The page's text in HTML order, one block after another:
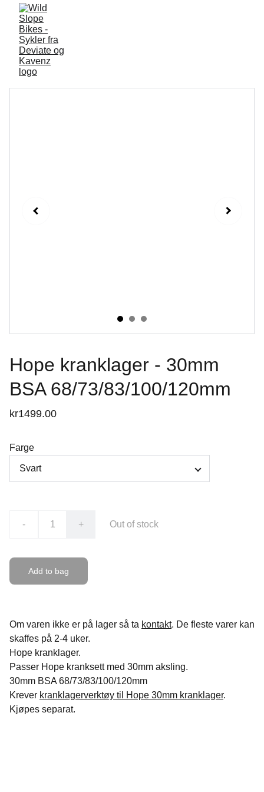
Hope kranklager - 30mm
BSA 68/73/83/100/120mm
kr1499.00
Farge
- + Out of stock
Add to bag
Om varen ikke er på lager så ta kontakt. De fleste varer kan
skaffes på 2-4 uker.
Hope kranklager.
Passer Hope kranksett med 30mm aksling.
30mm BSA 68/73/83/100/120mm
Krever kranklagerverktøy til Hope 30mm kranklager.
Kjøpes separat.